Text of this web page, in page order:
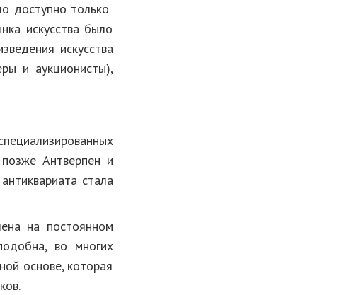
доступно только
искусства было
искусства
и аукционисты),
Антверпен и
стала
на постоянном
во многих
основе, которая